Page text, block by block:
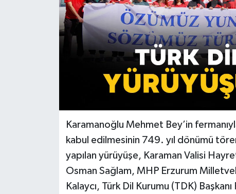
Karamanoğlu Mehmet Bey’in
kabul edilmesinin 749. yıl dönümü
yapılan yürüyüşe, Karaman Valisi
Osman Sağlam, MHP Erzurum
Kalaycı, Türk Dil Kurumu (TDK)